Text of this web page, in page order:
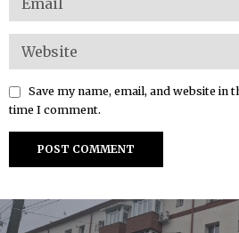
Save my name, email, and website in
time I comment.